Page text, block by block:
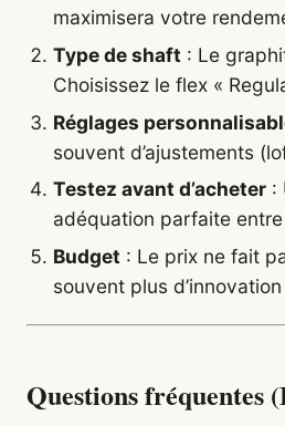
maximisera votre
Type de shaft : Le
Choisissez le flex «
Réglages
souvent d’ajustements
Testez avant d’acheter :
adéquation parfaite
Budget : Le prix ne fait
souvent plus
Questions fréquentes